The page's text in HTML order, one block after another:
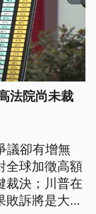
法院尚未裁
議卻有增無
全球加徵高額
裁決；川普在
訴將是大麻